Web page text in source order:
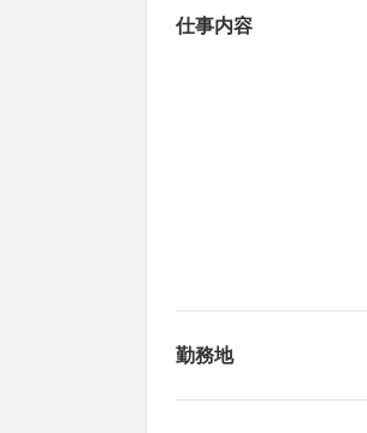
仕事内容
勤務地